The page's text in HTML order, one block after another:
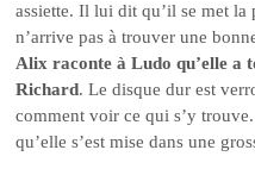
assiette. Il lui dit qu’il se met
n’arrive pas à trouver une
Alix raconte à Ludo qu’elle a
Richard. Le disque dur est
comment voir ce qui s’y
qu’elle s’est mise dans une